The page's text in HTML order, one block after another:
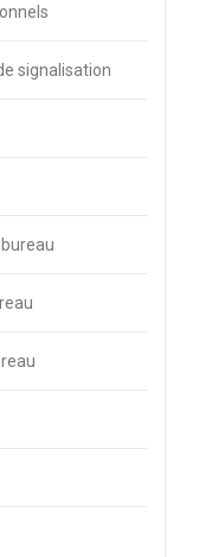
signalisation